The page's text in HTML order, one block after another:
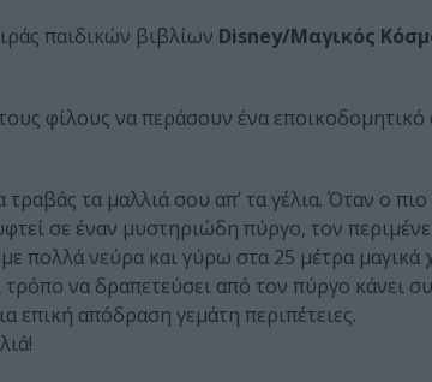
παιδικών βιβλίων Disney/Μαγικός
φίλους να περάσουν ένα εποικοδομητικό
τα μαλλιά σου απ’ τα γέλια. Όταν ο
σε έναν μυστηριώδη πύργο, τον
πολλά νεύρα και γύρω στα 25 μέτρα μαγικά
να δραπετεύσει από τον πύργο κάνει
επική απόδραση γεμάτη περιπέτειες.